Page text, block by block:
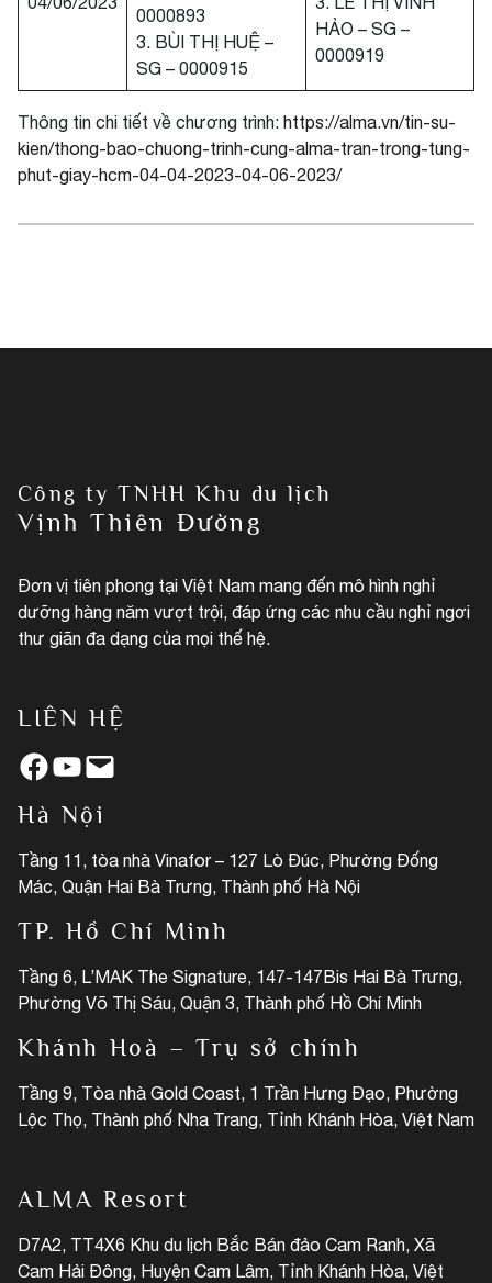
0000893
3. BÙI THỊ HUỆ –
SG – 0000915
HẢO – SG –
0000919
Thông tin chi tiết về chương trình: https://alma.vn/tin-su-
kien/thong-bao-chuong-trinh-cung-alma-tran-trong-tung-
phut-giay-hcm-04-04-2023-04-06-2023/
Công ty TNHH Khu du lịch
Vịnh Thiên Đường
Đơn vị tiên phong tại Việt Nam mang đến mô hình nghỉ
dưỡng hàng năm vượt trội, đáp ứng các nhu cầu nghỉ ngơi
thư giãn đa dạng của mọi thế hệ.
LIÊN HỆ
Facebook YouTube Mail
Hà Nội
Tầng 11, tòa nhà Vinafor – 127 Lò Đúc, Phường Đống
Mác, Quận Hai Bà Trưng, Thành phố Hà Nội
TP. Hồ Chí Minh
Tầng 6, L’MAK The Signature, 147-147Bis Hai Bà Trưng,
Phường Võ Thị Sáu, Quận 3, Thành phố Hồ Chí Minh
Khánh Hoà – Trụ sở chính
Tầng 9, Tòa nhà Gold Coast, 1 Trần Hưng Đạo, Phường
Lộc Thọ, Thành phố Nha Trang, Tỉnh Khánh Hòa, Việt Nam
ALMA Resort
D7A2, TT4X6 Khu du lịch Bắc Bán đảo Cam Ranh, Xã
Cam Hải Đông, Huyện Cam Lâm, Tỉnh Khánh Hòa, Việt